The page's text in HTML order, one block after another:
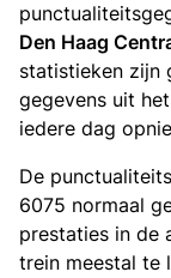
Den Haag
statistieken zijn
gegevens uit het
iedere dag
De
6075 normaal
prestaties in de
trein meestal te